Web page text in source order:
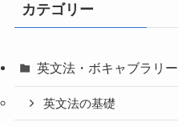
カテゴリー
英文法・ボキャブラリー
英文法の基礎